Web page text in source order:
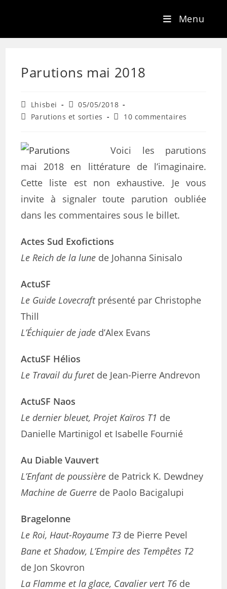
Menu
Parutions mai 2018
Lhisbei
05/05/2018
Parutions et sorties
10 commentaires
Voici les parutions
mai 2018 en littérature de l’imaginaire.
Cette liste est non exhaustive. Je vous
invite à signaler toute parution oubliée
dans les commentaires sous le billet.
Actes Sud Exofictions
Le Reich de la lune de Johanna Sinisalo
ActuSF
Le Guide Lovecraftprésenté par Christophe
Thill
L’Échiquier de jade d’Alex Evans
ActuSF Hélios
Le Travail du furetde Jean-Pierre Andrevon
ActuSF Naos
Le dernier bleuet, Projet Kaïros T1 de
Danielle Martinigol et Isabelle Fournié
Au Diable Vauvert
L’Enfant de poussière de Patrick K. Dewdney
Machine de Guerre de Paolo Bacigalupi
Bragelonne
Le Roi, Haut-Royaume T3 de Pierre Pevel
Bane et Shadow, L’Empire des Tempêtes T2
de Jon Skovron
La Flamme et la glace, Cavalier vert T6 de